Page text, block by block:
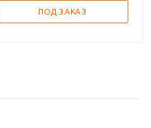
ПОД ЗАКАЗ